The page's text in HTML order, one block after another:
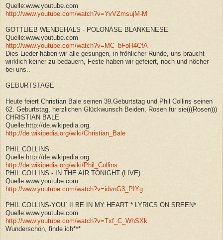
Quelle:www.youtube.com
http://www.youtube.com/watch?v=YvVZmsujM-M
GOTTLIEB WENDEHALS - POLONÄSE BLANKENESE
Quelle:www.youtube.com
http://www.youtube.com/watch?v=MC_bFoH4CfA
Dies Lieder haben wir alle gesungen, in fröhlicher Runde, uns braucht
wirklich keiner zu bedauern, Feste haben wir gefeiert, noch und nöcher
bei uns..
GEBURTSTAGE
Heute feiert Christian Bale seinen 39.Geburtstag und Phil Collins seinen
62. Geburtstag, herzlichen Glückwunsch Beiden, Rosen für sie(((Rosen)))
CHRISTIAN BALE
Quelle:http://de.wikipedia.org.
http://de.wikipedia.org/wiki/Christian_Bale
PHIL COLLINS
Quelle:http://de.wikipedia.org.
http://de.wikipedia.org/wiki/Phil_Collins
PHIL COLLINS - IN THE AIR TONIGHT (LIVE)
Quelle.www.youtube.com
http://www.youtube.com/watch?v=idvnG3_PIYg
PHIL COLLINS-YOU´ II BE IN MY HEART * LYRICS ON SREEN*
Quelle:www.youtube.com
http://www.youtube.com/watch?v=Txf_C_WhSXk
Wunderschön, finde ich***